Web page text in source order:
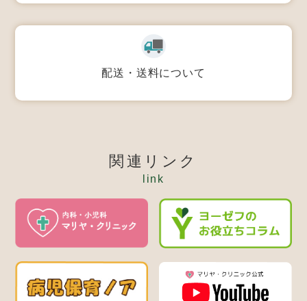
配送・送料について
関連リンク
link